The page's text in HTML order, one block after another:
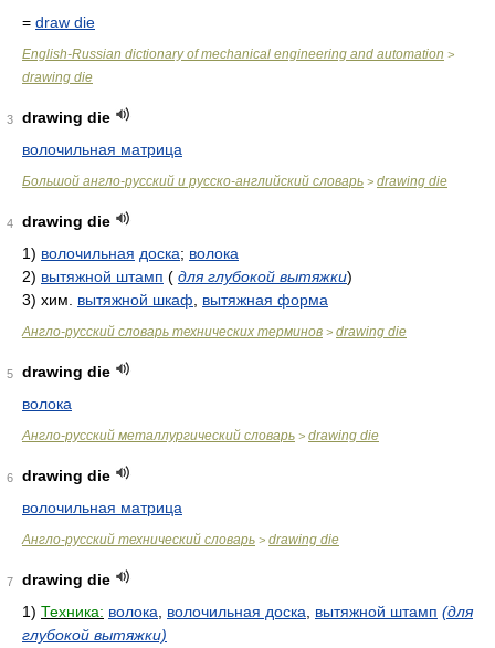
= draw die
English-Russian dictionary of mechanical engineering and automation >
drawing die
3
drawing die
волочильная матрица
Большой англо-русский и русско-английский словарь > drawing die
4
drawing die
1) волочильная доска; волока
2) вытяжной штамп ( для глубокой вытяжки)
3) хим. вытяжной шкаф вытяжная форма
Англо-русский словарь технических терминов > drawing die
5
drawing die
волока
Англо-русский металлургический словарь > drawing die
6
drawing die
волочильная матрица
Англо-русский технический словарь > drawing die
7
drawing die
1) Техника: волока волочильная доска вытяжной штамп (для
глубокой вытяжки)